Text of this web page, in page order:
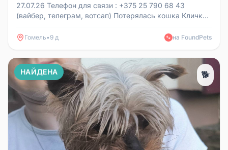
27.07.26 Телефон для связи : +375 25 790 68 43
(вайбер, телеграм, вотсап) Потерялась кошка Кличка -
Гомель• 9 д 🐾 на FoundPets
НАЙДЕНА 🐕